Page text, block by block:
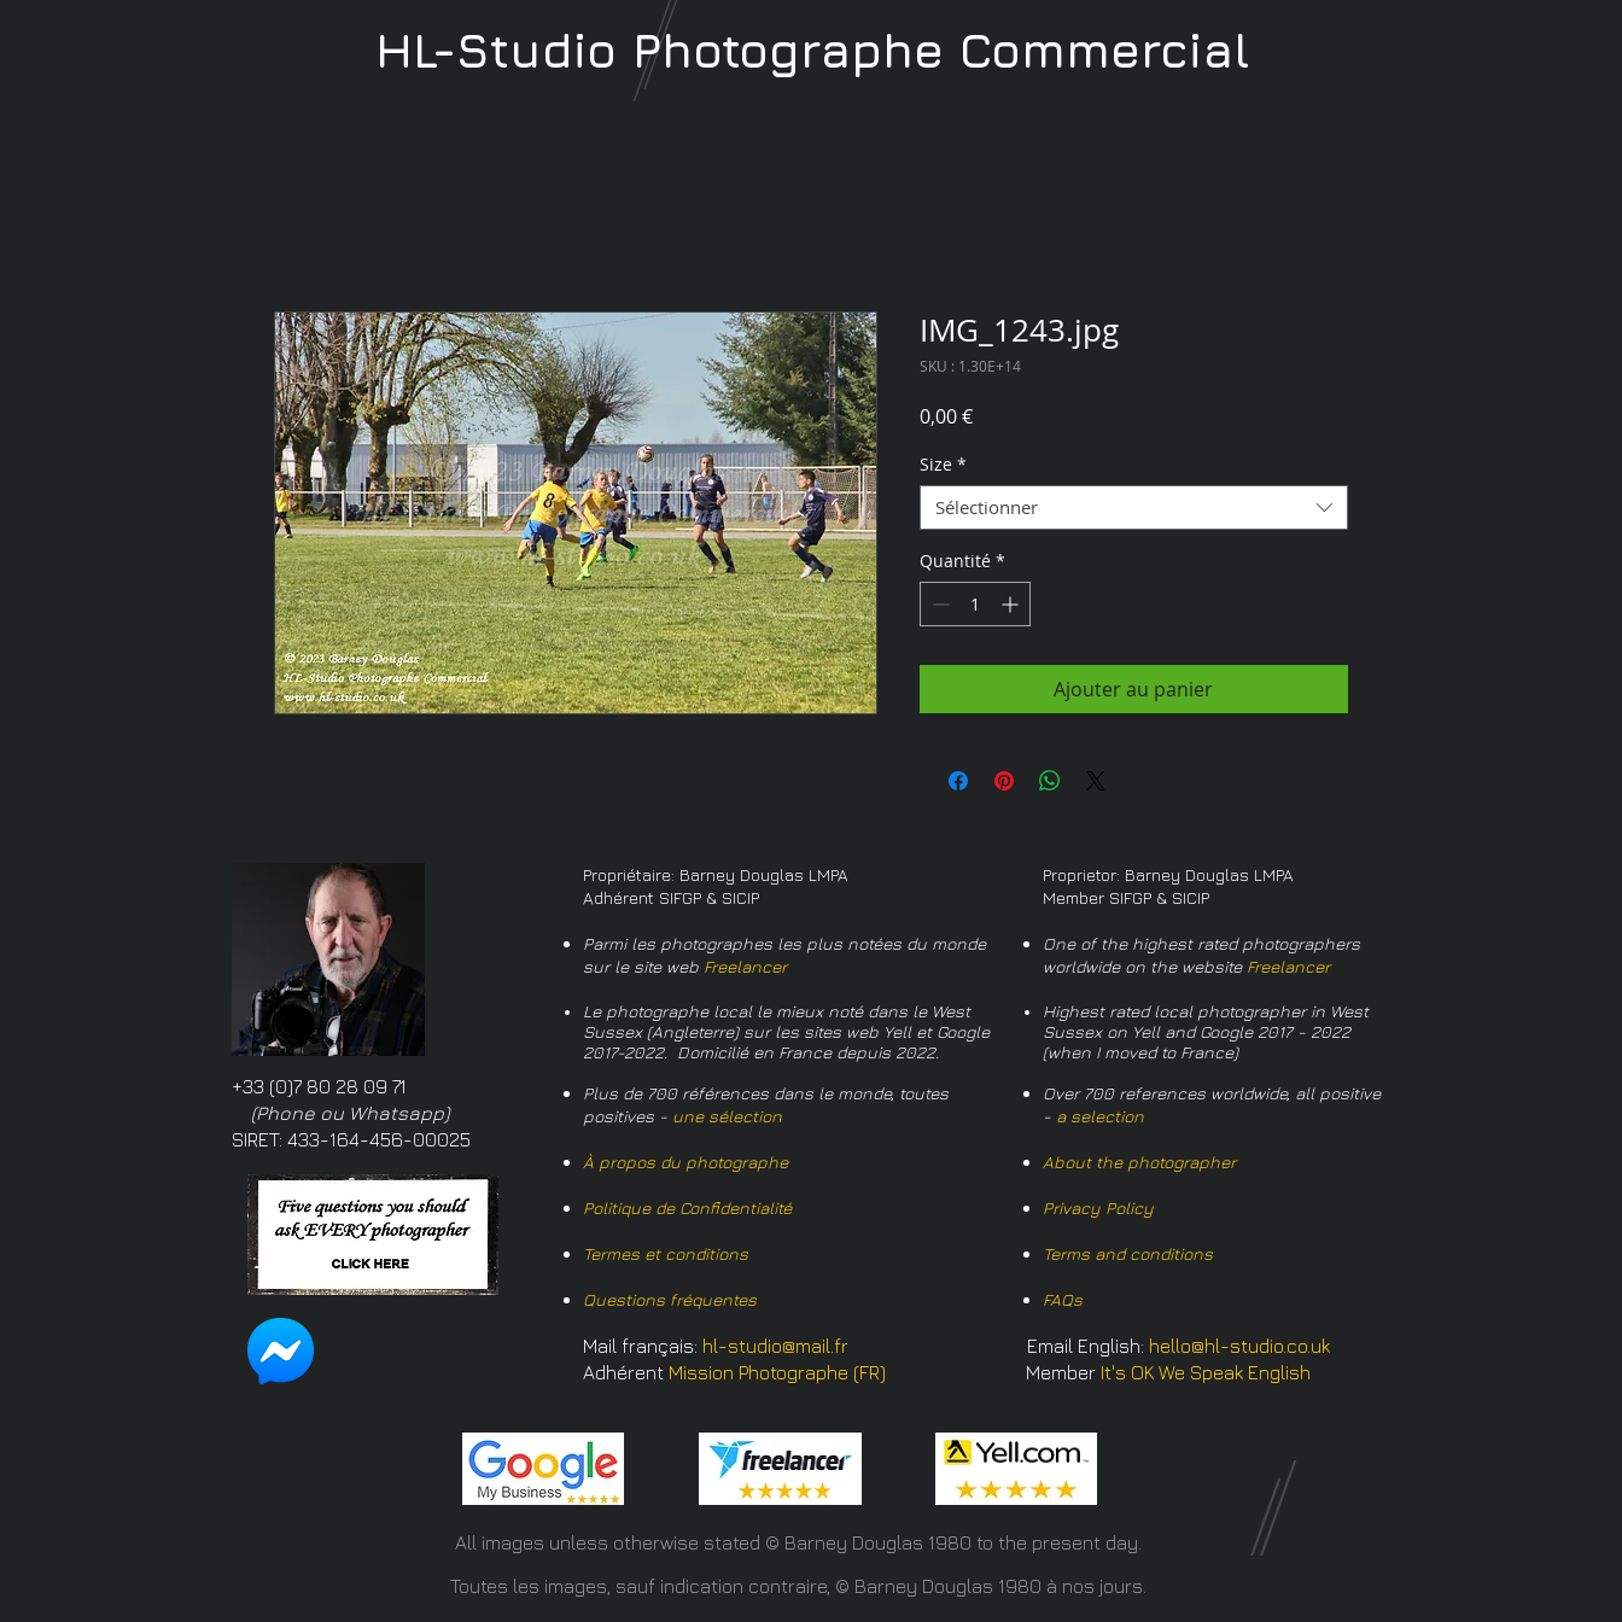
IMG_1243.jpg
SKU : 1.30E+14
0,00 €Prix
Size *
Sélectionner
Quantité *
Ajouter au panier
HL-Studio Photographe Commercial
+33 (0)7 80 28 09 71
(Phone ou Whatsapp)
SIRET: 433-164-456-00025
Propriétaire: Barney Douglas LMPA
Adhérent SIFGP & SICIP
Parmi les photographes les plus notées du monde
sur le site web Freelancer
Le photographe local le mieux noté dans le West
Sussex (Angleterre) sur les sites web Yell et Google
2017-2022. Domicilié en France depuis 2022.
Plus de 700 références dans le monde, toutes
positives - une sélection
À propos du photographe
Politique de Confidentialité
Termes et conditions
Questions fréquentes
Proprietor: Barney Douglas LMPA
Member SIFGP & SICIP
One of the highest rated photographers
worldwide on the website Freelancer
Highest rated local photographer in West
Sussex on Yell and Google 2017 - 2022
(when I moved to France)
Over 700 references worldwide, all positive
- a selection
About the photographer
Privacy Policy
Terms and conditions
FAQs
Mail français: hl-studio@mail.fr Email English: hello@hl-studio.co.uk
Adhérent Mission Photographe (FR) Member It's OK We Speak English
All images unless otherwise stated © Barney Douglas 1980 to the present day.
Toutes les images, sauf indication contraire, © Barney Douglas 1980 à nos jours.